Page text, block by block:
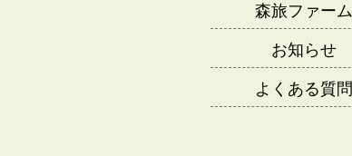
森旅ファーム
お知らせ
よくある質問